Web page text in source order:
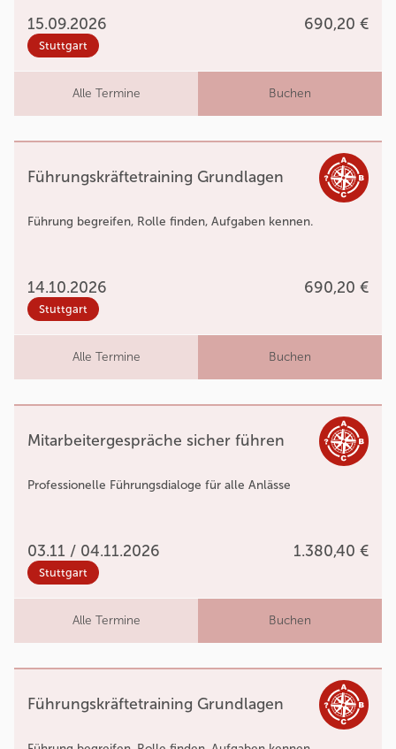
15.09.2026 690,20 €
Stuttgart
Alle Termine Buchen
Führungskräftetraining Grundlagen
Führung begreifen, Rolle finden, Aufgaben kennen.
14.10.2026 690,20 €
Stuttgart
Alle Termine Buchen
Mitarbeitergespräche sicher führen
Professionelle Führungsdialoge für alle Anlässe
03.11 / 04.11.2026 1.380,40 €
Stuttgart
Alle Termine Buchen
Führungskräftetraining Grundlagen